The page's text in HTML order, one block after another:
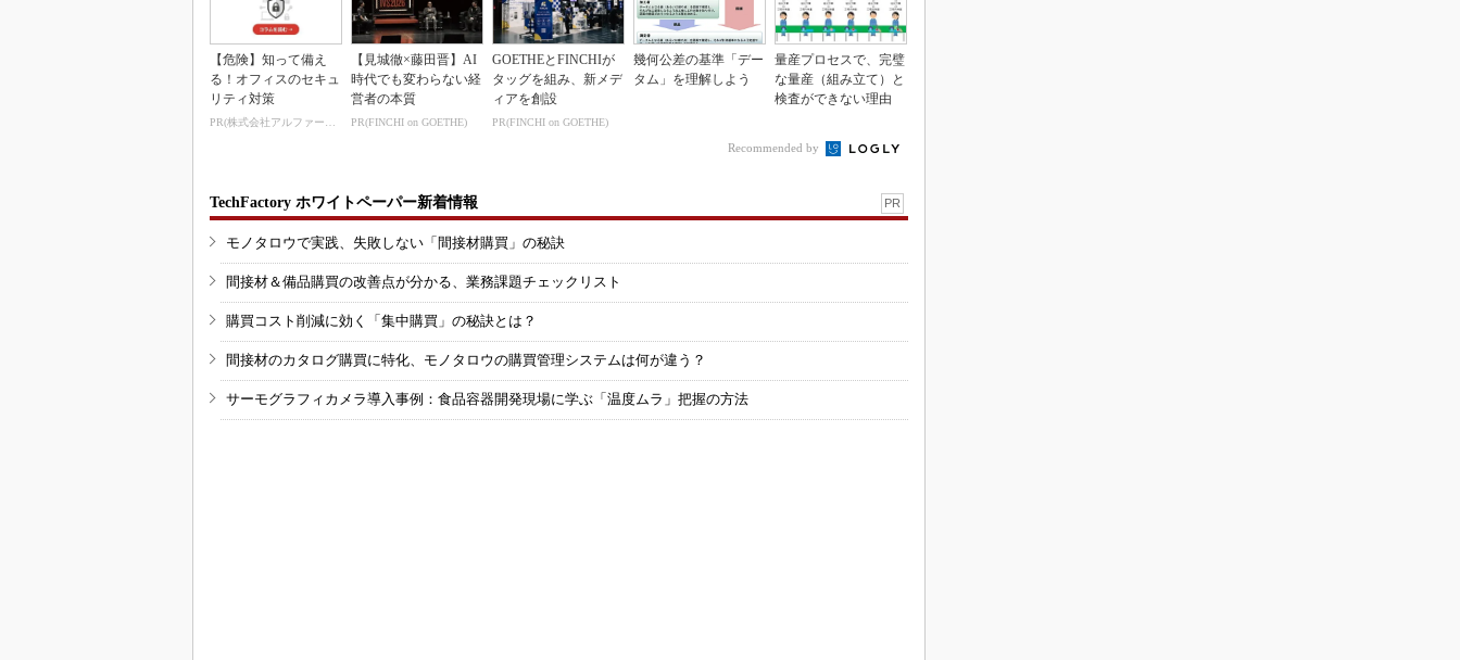
【危険】知って備え
る！オフィスのセキュ
リティ対策
PR(株式会社アルファーテクノ)
【見城徹×藤田晋】AI
時代でも変わらない経
営者の本質
PR(FINCHI on GOETHE)
GOETHEとFINCHIが
タッグを組み、新メデ
ィアを創設
PR(FINCHI on GOETHE)
幾何公差の基準「デー
タム」を理解しよう
量産プロセスで、完璧
な量産（組み立て）と
検査ができない理由
Recommended by
TechFactory ホワイトペーパー新着情報 PR
モノタロウで実践、失敗しない「間接材購買」の秘訣
間接材＆備品購買の改善点が分かる、業務課題チェックリスト
購買コスト削減に効く「集中購買」の秘訣とは？
間接材のカタログ購買に特化、モノタロウの購買管理システムは何が違う？
サーモグラフィカメラ導入事例：食品容器開発現場に学ぶ「温度ムラ」把握の方法